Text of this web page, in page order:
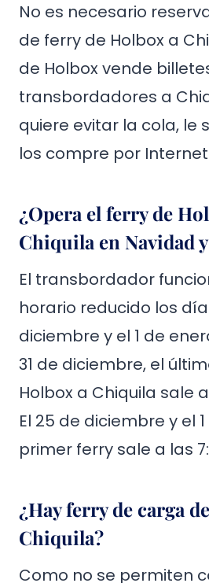
No es necesario
de ferry de Holbox a
de Holbox vende
transbordadores a
quiere evitar la cola, le
los compre por
¿Opera el ferry de
Chiquila en Navidad
El transbordador
horario reducido los
diciembre y el 1 de
31 de diciembre, el
Holbox a Chiquila sale
El 25 de diciembre y el
primer ferry sale a las
¿Hay ferry de carga
Chiquila?
Como no se permiten